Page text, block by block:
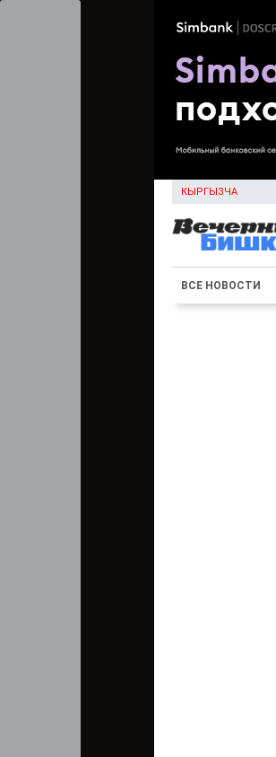
КЫРГЫЗЧА
ВСЕ НОВОСТИ